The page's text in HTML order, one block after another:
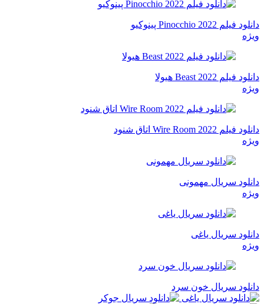
دانلود فیلم Pinocchio 2022 پینوکیو
ویژه
دانلود فیلم Beast 2022 هیولا
ویژه
دانلود فیلم Wire Room 2022 اتاق شنود
ویژه
دانلود سریال مهمونی
ویژه
دانلود سریال یاغی
ویژه
دانلود سریال خون سرد